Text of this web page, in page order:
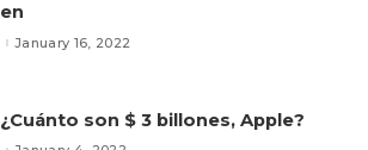
en
January 16, 2022
¿Cuánto son $ 3 billones, Apple?